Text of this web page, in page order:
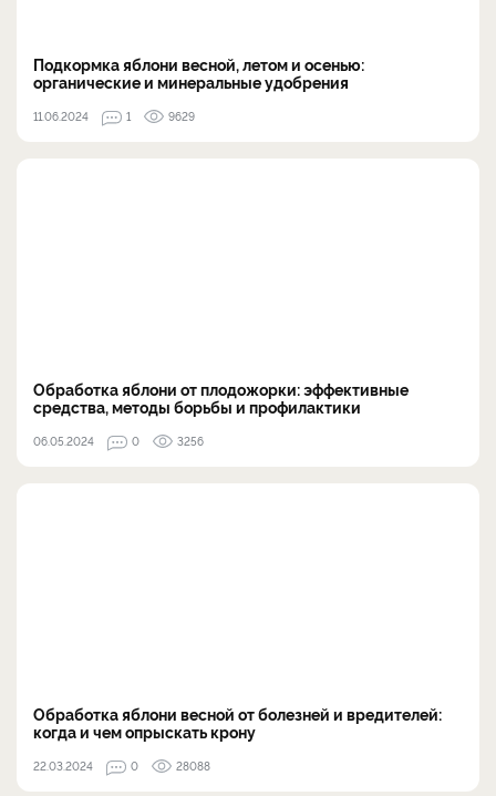
Подкормка яблони весной, летом и осенью:
органические и минеральные удобрения
11.06.2024 1 9629
Обработка яблони от плодожорки: эффективные
средства, методы борьбы и профилактики
06.05.2024 0 3256
Обработка яблони весной от болезней и вредителей:
когда и чем опрыскать крону
22.03.2024 0 28088